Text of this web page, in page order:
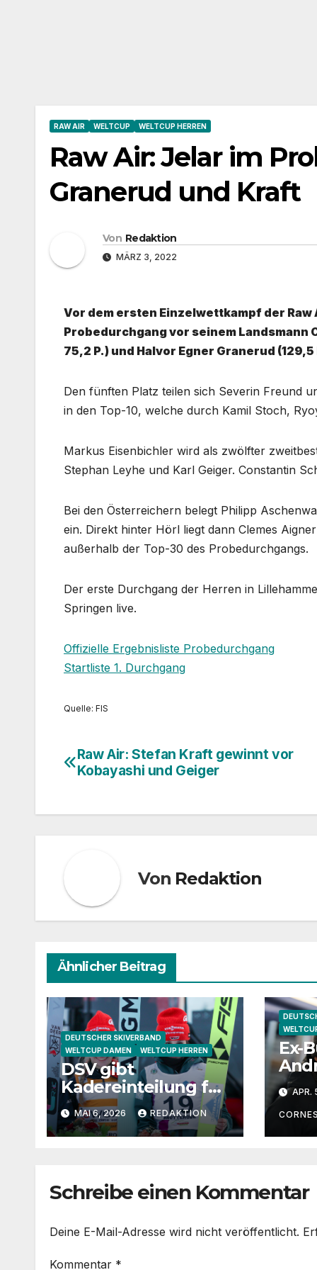
RAW AIR WELTCUP WELTCUP HERREN
Raw Air: Jelar im
Granerud und Kraft
Von Redaktion
MÄRZ 3, 2022
Vor dem ersten Einzelwettkampf der Raw
Probedurchgang vor seinem Landsmann
75,2 P.) und Halvor Egner Granerud
Den fünften Platz teilen sich Severin Freund
in den Top-10, welche durch Kamil Stoch,
Markus Eisenbichler wird als zwölfter
Stephan Leyhe und Karl Geiger. Constantin
Bei den Österreichern belegt Philipp
ein. Direkt hinter Hörl liegt dann Clemes
außerhalb der Top-30 des Probedurchgangs.
Der erste Durchgang der Herren in
Springen live.
Offizielle Ergebnisliste Probedurchgang
Startliste 1. Durchgang
Quelle: FIS
Beitragsnavigation
Raw Air: Stefan Kraft gewinnt vor
Kobayashi und Geiger
Von Redaktion
Ähnlicher Beitrag
DEUTSCHER SKIVERBAND
WELTCUP DAMEN
WELTCUP HERREN
DSV gibt
Kadereinteilung für
2026/27 bekannt
MAI 6, 2026 REDAKTION
Ex-
gute
APR.
Schreibe einen Kommentar
Deine E-Mail-Adresse wird nicht veröffentlicht.
Kommentar *